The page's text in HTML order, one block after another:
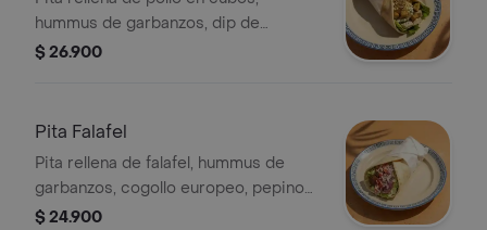
hummus de garbanzos, dip de
berenjena, cogollo europeo, Crutones
$ 26.900
Pita Falafel
Pita rellena de falafel, hummus de
garbanzos, cogollo europeo, pepino
cohombro, tomate y cebolla encurtida
$ 24.900